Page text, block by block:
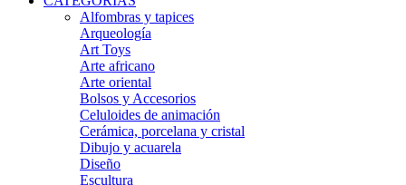
Alfombras y tapices
Arqueología
Art Toys
Arte africano
Arte oriental
Bolsos y Accesorios
Celuloides de animación
Cerámica, porcelana y cristal
Dibujo y acuarela
Diseño
Escultura